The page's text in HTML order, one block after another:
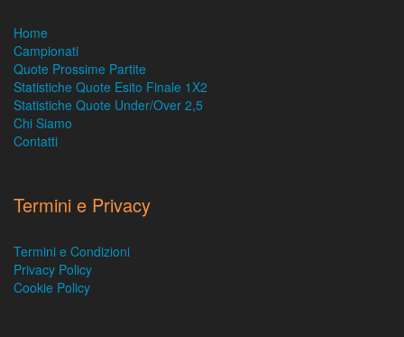
Home
Campionati
Quote Prossime Partite
Statistiche Quote Esito Finale 1X2
Statistiche Quote Under/Over 2,5
Chi Siamo
Contatti
Termini e Privacy
Termini e Condizioni
Privacy Policy
Cookie Policy